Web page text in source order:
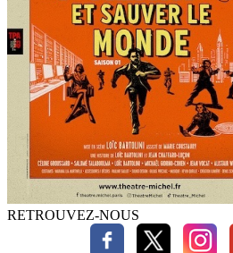
RETROUVEZ-NOUS